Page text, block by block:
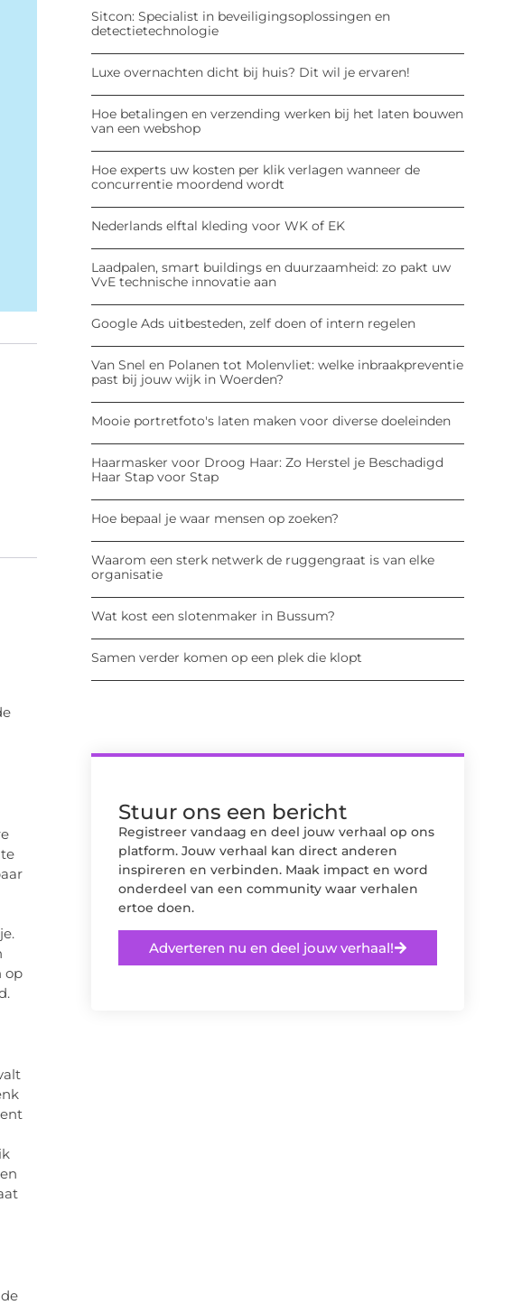
op
Sitcon: Specialist in beveiligingsoplossingen en
detectietechnologie
Luxe overnachten dicht bij huis? Dit wil je ervaren!
Hoe betalingen en verzending werken bij het laten bouwen
van een webshop
Hoe experts uw kosten per klik verlagen wanneer de
concurrentie moordend wordt
Nederlands elftal kleding voor WK of EK
Laadpalen, smart buildings en duurzaamheid: zo pakt uw
VvE technische innovatie aan
Google Ads uitbesteden, zelf doen of intern regelen
Van Snel en Polanen tot Molenvliet: welke inbraakpreventie
past bij jouw wijk in Woerden?
Mooie portretfoto's laten maken voor diverse doeleinden
Haarmasker voor Droog Haar: Zo Herstel je Beschadigd
Haar Stap voor Stap
Hoe bepaal je waar mensen op zoeken?
Waarom een sterk netwerk de ruggengraat is van elke
organisatie
Wat kost een slotenmaker in Bussum?
Samen verder komen op een plek die klopt
Stuur ons een bericht
Registreer vandaag en deel jouw verhaal op ons
platform. Jouw verhaal kan direct anderen
inspireren en verbinden. Maak impact en word
onderdeel van een community waar verhalen
ertoe doen.
Adverteren nu en deel jouw verhaal!